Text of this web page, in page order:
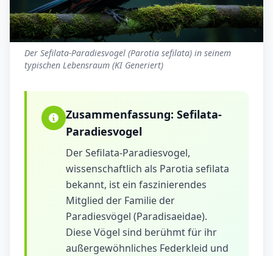
Der Sefilata-Paradiesvogel (Parotia sefilata) in seinem
typischen Lebensraum (KI Generiert)
Zusammenfassung: Sefilata-
Paradiesvogel
Der Sefilata-Paradiesvogel,
wissenschaftlich als Parotia sefilata
bekannt, ist ein faszinierendes
Mitglied der Familie der
Paradiesvögel (Paradisaeidae).
Diese Vögel sind berühmt für ihr
außergewöhnliches Federkleid und